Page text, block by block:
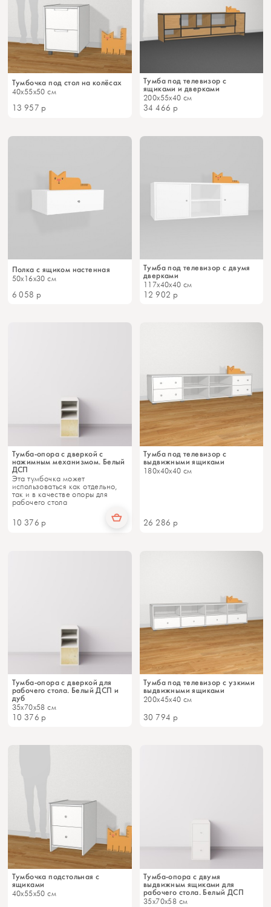
Тумбочка под стол на колёсах
40x55x50 см
13 957 р
Тумба под телевизор с
ящиками и дверками
200x55x40 см
34 466 р
Полка с ящиком настенная
50x16x30 см
6 058 р
Тумба под телевизор с двумя
дверками
117x40x40 см
12 902 р
Тумба-опора с дверкой с
нажимным механизмом. Белый
ДСП
Эта тумбочка может
использоваться как отдельно,
так и в качестве опоры для
рабочего стола
10 376 р
Тумба под телевизор с
выдвижными ящиками
180x40x40 см
26 286 р
Тумба-опора с дверкой для
рабочего стола. Белый ДСП и
дуб
35x70x58 см
10 376 р
Тумба под телевизор с узкими
выдвижными ящиками
200x45x40 см
30 794 р
Тумбочка подстольная с
ящиками
40x55x50 см
Тумба-опора с двумя
выдвижным ящиками для
рабочего стола. Белый ДСП
35x70x58 см